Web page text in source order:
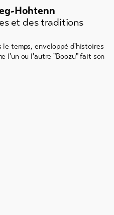
Hohtenn
et des traditions
temps, enveloppé d'histoires
l'un ou l'autre "Boozu" fait son